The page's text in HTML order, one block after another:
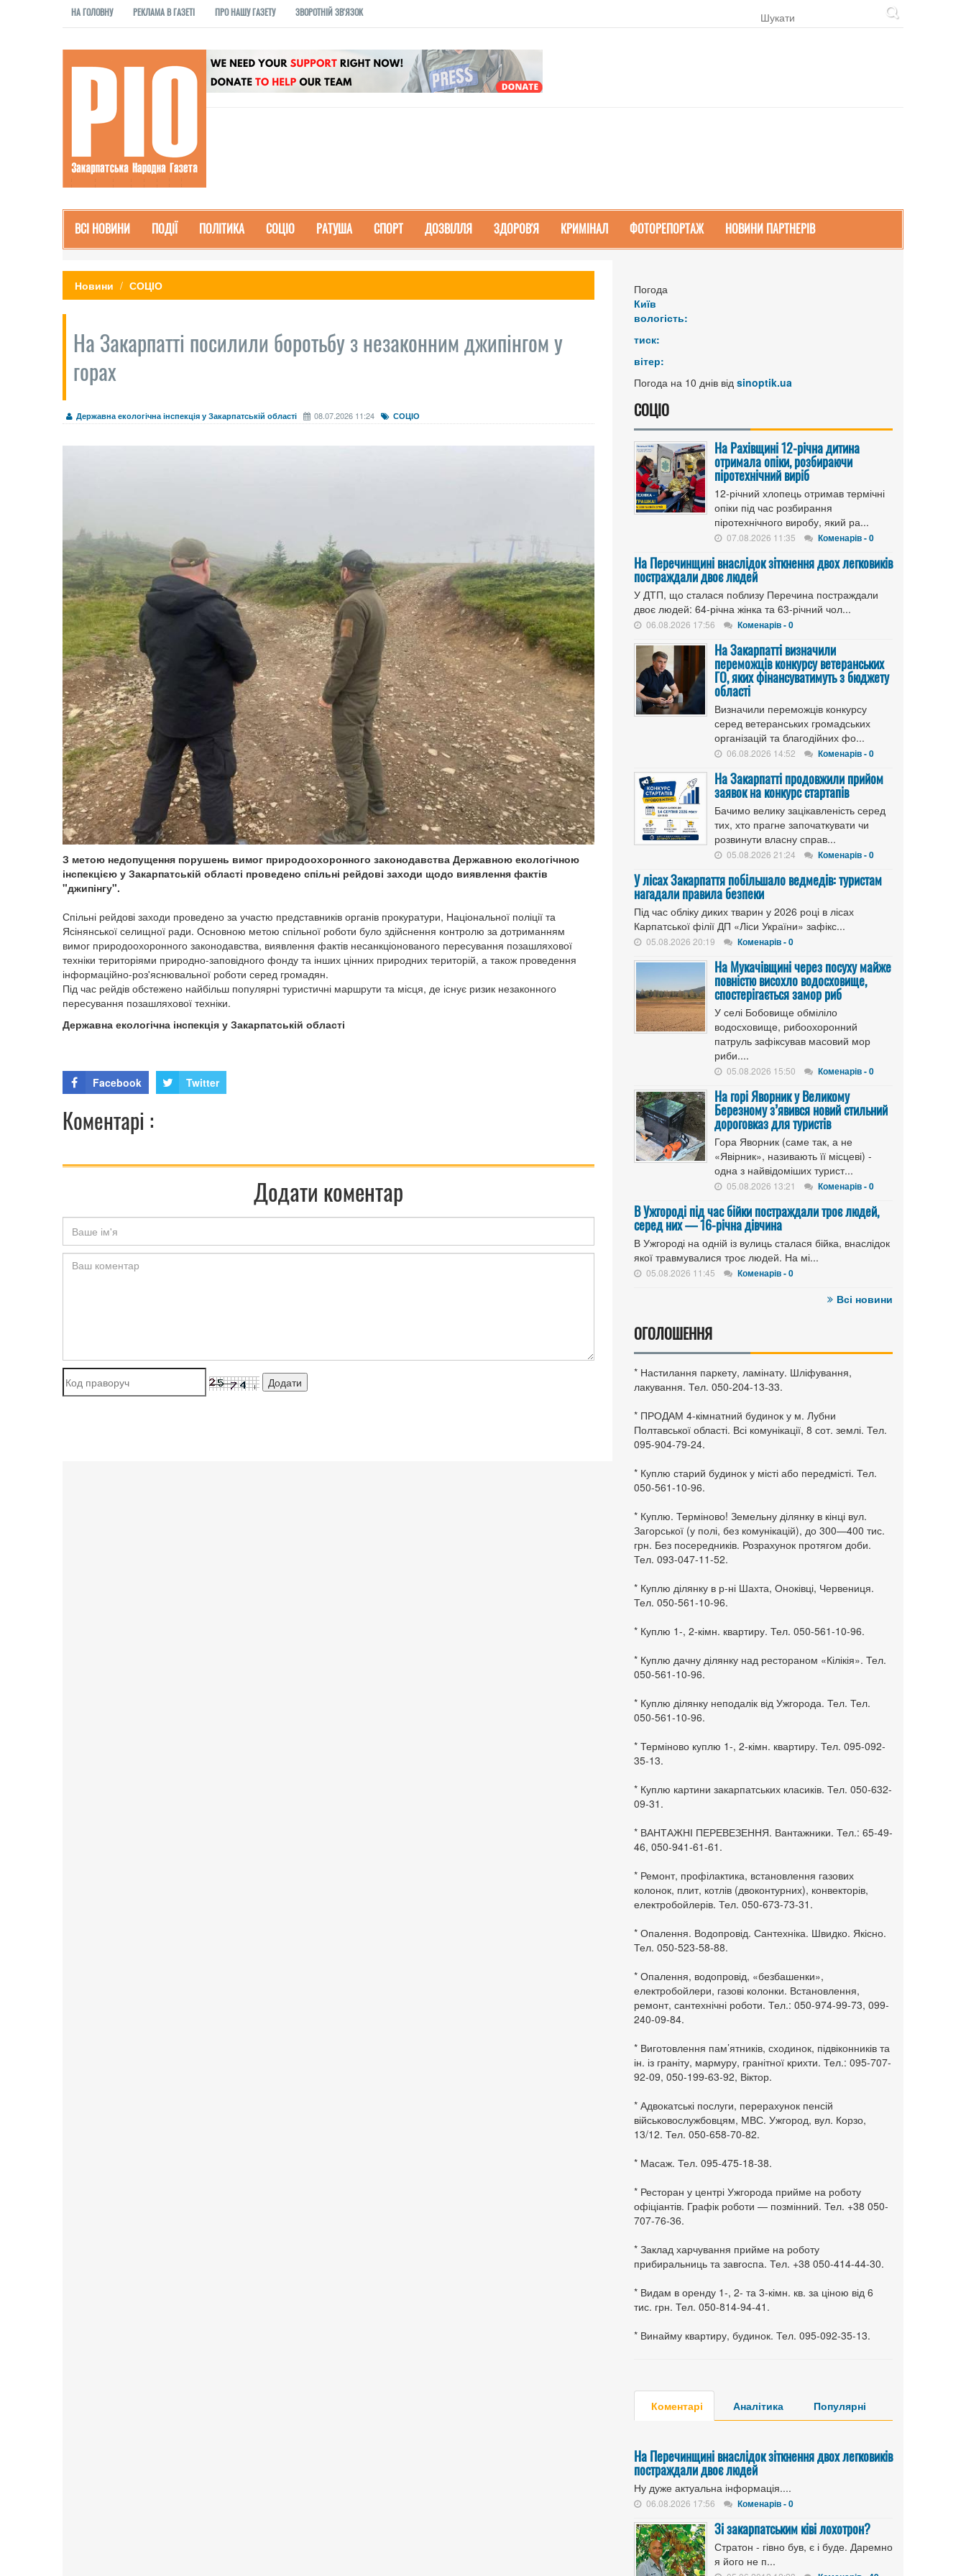
НА ГОЛОВНУ РЕКЛАМА В ГАЗЕТІ ПРО НАШУ ГАЗЕТУ ЗВОРОТНІЙ ЗВ'ЯЗОК
ВСІ НОВИНИ ПОДІЇ ПОЛІТИКА СОЦІО РАТУША СПОРТ ДОЗВІЛЛЯ ЗДОРОВ'Я КРИМІНАЛ ФОТОРЕПОРТАЖ НОВИНИ ПАРТНЕРІВ
Новини СОЦІО
На Закарпатті посилили боротьбу з незаконним джипінгом у
горах
Державна екологічна інспекція у Закарпатській області 08.07.2026 11:24 СОЦІО
З метою недопущення порушень вимог природоохоронного законодавства Державною екологічною
інспекцією у Закарпатській області проведено спільні рейдові заходи щодо виявлення фактів
"джипінгу".
Спільні рейдові заходи проведено за участю представників органів прокуратури, Національної поліції та
Ясінянської селищної ради. Основною метою спільної роботи було здійснення контролю за дотриманням
вимог природоохоронного законодавства, виявлення фактів несанкціонованого пересування позашляхової
техніки територіями природно-заповідного фонду та інших цінних природних територій, а також проведення
інформаційно-роз'яснювальної роботи серед громадян.
Під час рейдів обстежено найбільш популярні туристичні маршрути та місця, де існує ризик незаконного
пересування позашляхової техніки.
Державна екологічна інспекція у Закарпатській області
Facebook Twitter
Коментарі :
Додати коментар
Погода
Київ
вологість:
тиск:
вітер:
Погода на 10 днів від sinoptik.ua
СОЦІО
На Рахівщині 12-річна дитина
отримала опіки, розбираючи
піротехнічний виріб
12-річний хлопець отримав термічні
опіки під час розбирання
піротехнічного виробу, який ра...
07.08.2026 11:35 Коменарів - 0
На Перечинщині внаслідок зіткнення двох легковиків
постраждали двоє людей
У ДТП, що сталася поблизу Перечина постраждали
двоє людей: 64-річна жінка та 63-річний чол...
06.08.2026 17:56 Коменарів - 0
На Закарпатті визначили
переможців конкурсу ветеранських
ГО, яких фінансуватимуть з бюджету
області
Визначили переможців конкурсу
серед ветеранських громадських
організацій та благодійних фо...
06.08.2026 14:52 Коменарів - 0
На Закарпатті продовжили прийом
заявок на конкурс стартапів
Бачимо велику зацікавленість серед
тих, хто прагне започаткувати чи
розвинути власну справ...
05.08.2026 21:24 Коменарів - 0
У лісах Закарпаття побільшало ведмедів: туристам
нагадали правила безпеки
Під час обліку диких тварин у 2026 році в лісах
Карпатської філії ДП «Ліси України» зафікс...
05.08.2026 20:19 Коменарів - 0
На Мукачівщині через посуху майже
повністю висохло водосховище,
спостерігається замор риб
У селі Бобовище обміліло
водосховище, рибоохоронний
патруль зафіксував масовий мор
риби....
05.08.2026 15:50 Коменарів - 0
На горі Яворник у Великому
Березному з’явився новий стильний
дороговказ для туристів
Гора Яворник (саме так, а не
«Явірник», називають її місцеві) -
одна з найвідоміших турист...
05.08.2026 13:21 Коменарів - 0
В Ужгороді під час бійки постраждали троє людей,
серед них — 16-річна дівчина
В Ужгороді на одній із вулиць сталася бійка, внаслідок
якої травмувалися троє людей. На мі...
05.08.2026 11:45 Коменарів - 0
Всі новини
ОГОЛОШЕННЯ
* Настилання паркету, ламінату. Шліфування,
лакування. Тел. 050-204-13-33.
* ПРОДАМ 4-кімнатний будинок у м. Лубни
Полтавської області. Всі комунікації, 8 сот. землі. Тел.
095-904-79-24.
* Куплю старий будинок у місті або передмісті. Тел.
050-561-10-96.
* Куплю. Терміново! Земельну ділянку в кінці вул.
Загорської (у полі, без комунікацій), до 300—400 тис.
грн. Без посередників. Розрахунок протягом доби.
Тел. 093-047-11-52.
* Куплю ділянку в р-ні Шахта, Оноківці, Червениця.
Тел. 050-561-10-96.
* Куплю 1-, 2-кімн. квартиру. Тел. 050-561-10-96.
* Куплю дачну ділянку над рестораном «Кілікія». Тел.
050-561-10-96.
* Куплю ділянку неподалік від Ужгорода. Тел. Тел.
050-561-10-96.
* Терміново куплю 1-, 2-кімн. квартиру. Тел. 095-092-
35-13.
* Куплю картини закарпатських класиків. Тел. 050-632-
09-31.
* ВАНТАЖНІ ПЕРЕВЕЗЕННЯ. Вантажники. Тел.: 65-49-
46, 050-941-61-61.
* Ремонт, профілактика, встановлення газових
колонок, плит, котлів (двоконтурних), конвекторів,
електробойлерів. Тел. 050-673-73-31.
* Опалення. Водопровід. Сантехніка. Швидко. Якісно.
Тел. 050-523-58-88.
* Опалення, водопровід, «безбашенки»,
електробойлери, газові колонки. Встановлення,
ремонт, сантехнічні роботи. Тел.: 050-974-99-73, 099-
240-09-84.
* Виготовлення пам’ятників, сходинок, підвіконників та
ін. із граніту, мармуру, гранітної крихти. Тел.: 095-707-
92-09, 050-199-63-92, Віктор.
* Адвокатські послуги, перерахунок пенсій
військовослужбовцям, МВС. Ужгород, вул. Корзо,
13/12. Тел. 050-658-70-82.
* Масаж. Тел. 095-475-18-38.
* Ресторан у центрі Ужгорода прийме на роботу
офіціантів. Графік роботи — позмінний. Тел. +38 050-
707-76-36.
* Заклад харчування прийме на роботу
прибиральниць та завгоспа. Тел. +38 050-414-44-30.
* Видам в оренду 1-, 2- та 3-кімн. кв. за ціною від 6
тис. грн. Тел. 050-814-94-41.
* Винайму квартиру, будинок. Тел. 095-092-35-13.
Коментарі Аналітика Популярні
На Перечинщині внаслідок зіткнення двох легковиків
постраждали двоє людей
Ну дуже актуальна інформація....
06.08.2026 17:56 Коменарів - 0
Зі закарпатським ківі лохотрон?
Стратон - гівно був, є і буде. Даремно
я його не п...